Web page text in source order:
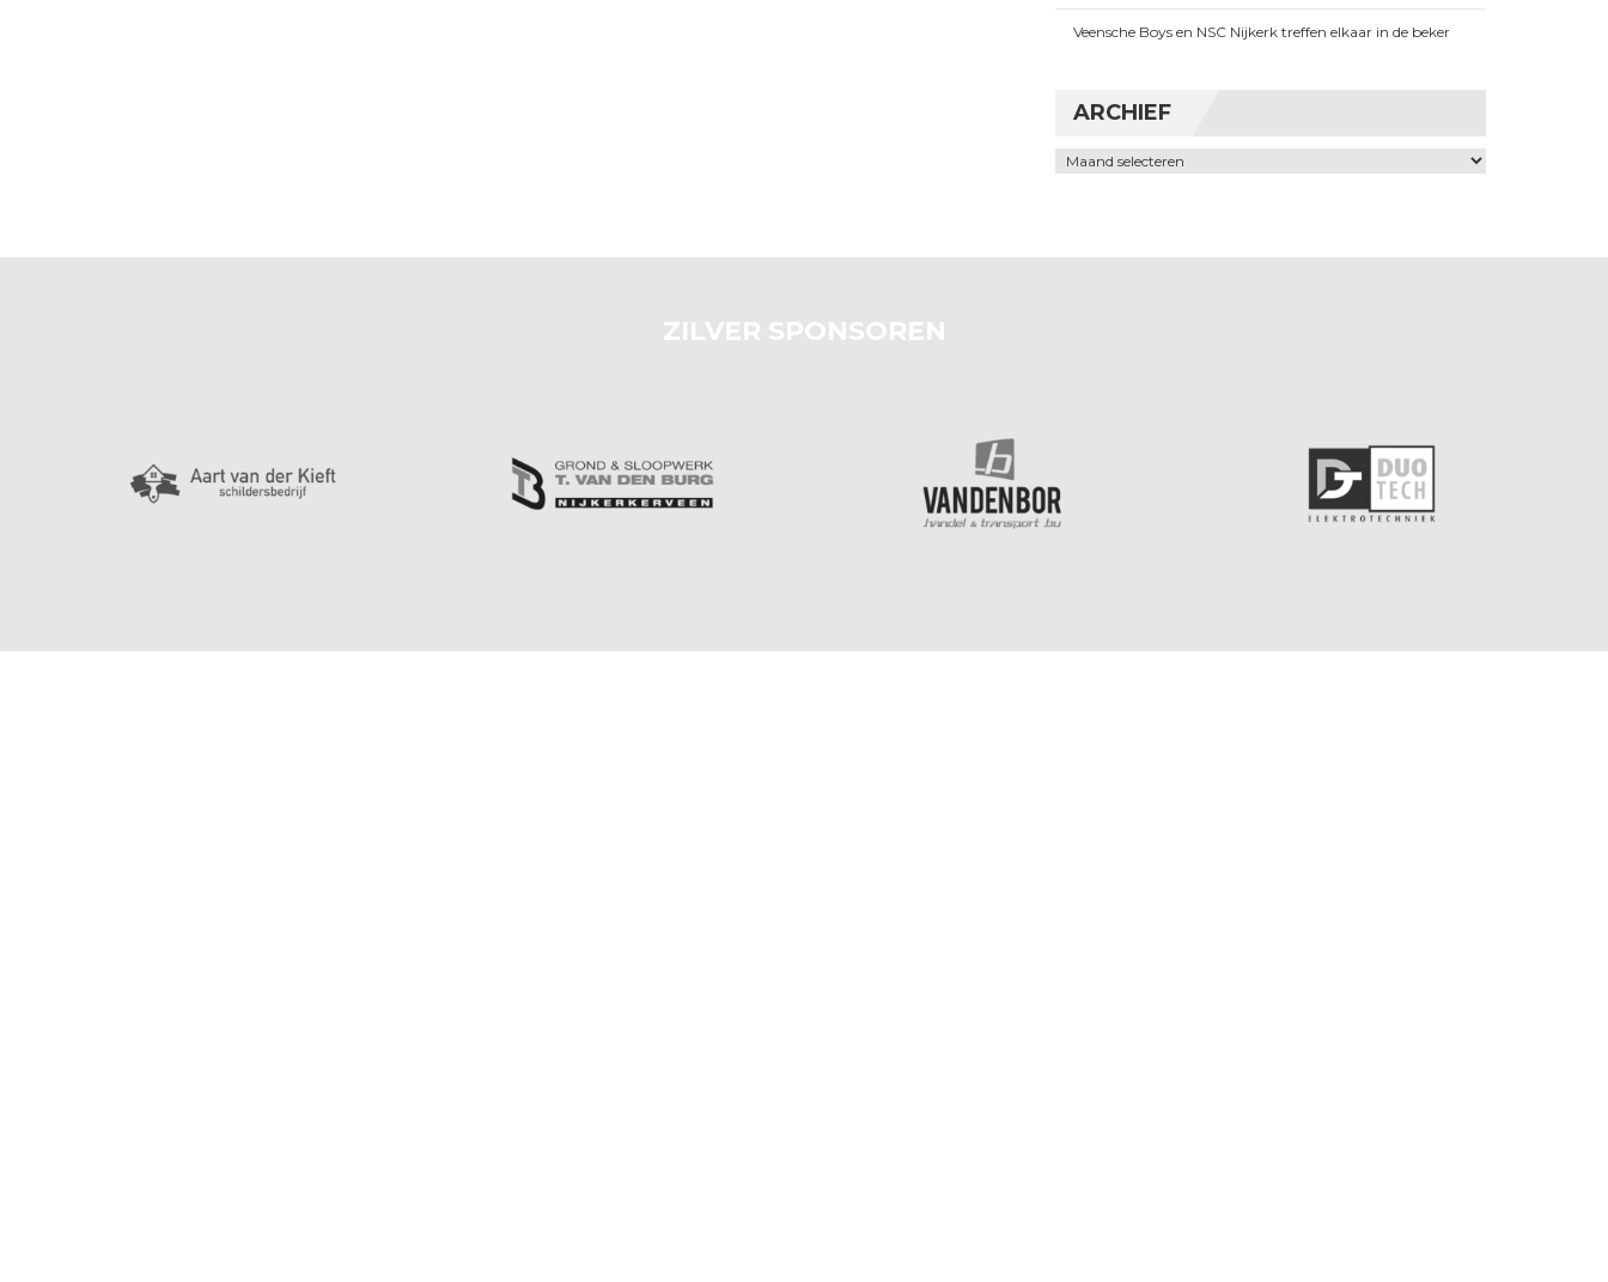
Veensche Boys en NSC Nijkerk treffen elkaar in de beker
ARCHIEF
Archief
ZILVER SPONSOREN